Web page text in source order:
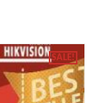
SALE!